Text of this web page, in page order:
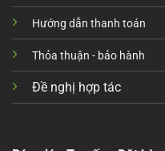
Hướng dẫn thanh toán
Thỏa thuận - bảo hành
Đề nghị hợp tác